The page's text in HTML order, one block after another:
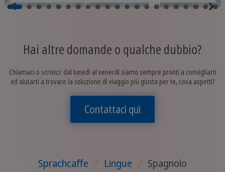
Hai altre domande o qualche dubbio?
Chiamaci o scrivici: dal lunedì al venerdì siamo sempre pronti a consigliarti
ed aiutarti a trovare la soluzione di viaggio più giusta per te, cosa aspetti?
Contattaci qui
Sprachcaffe / Lingue / Spagnolo